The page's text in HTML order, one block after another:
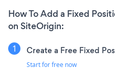
How To Add a Fixed
on SiteOrigin:
Create a Free Fixed
Start for free now